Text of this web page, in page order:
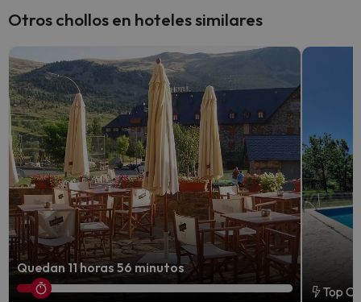
Otros chollos en hoteles similares
Quedan 11 horas 56 minutos
Top